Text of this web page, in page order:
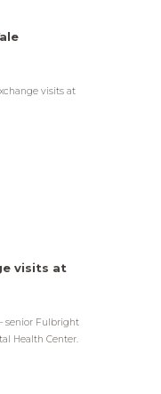
visits at
visits at
senior Fulbright
Health Center.